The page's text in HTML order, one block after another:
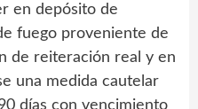
en depósito de
fuego proveniente de
de reiteración real y en
una medida cautelar
días con vencimiento